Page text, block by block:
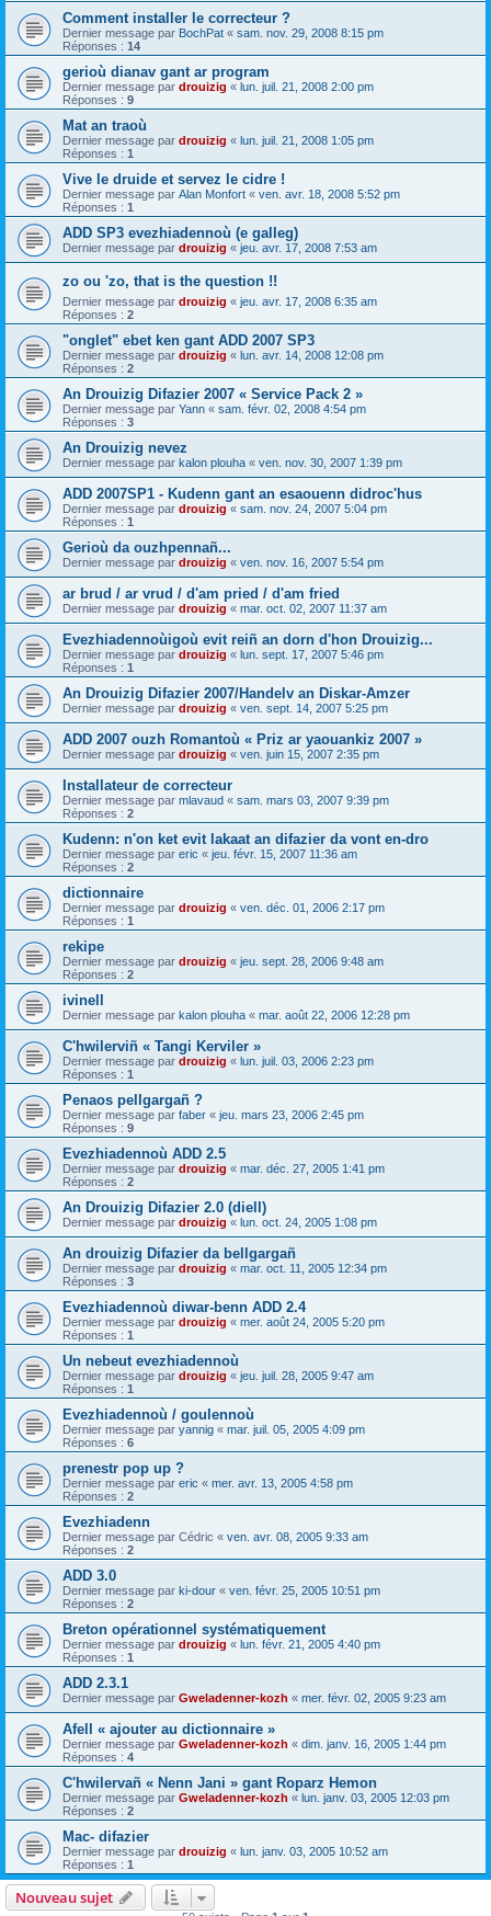
Comment installer le correcteur ?
Dernier message par BochPat « sam. nov. 29, 2008 8:15 pm
Réponses : 14
gerioù dianav gant ar program
Dernier message par drouizig « lun. juil. 21, 2008 2:00 pm
Réponses : 9
Mat an traoù
Dernier message par drouizig « lun. juil. 21, 2008 1:05 pm
Réponses : 1
Vive le druide et servez le cidre !
Dernier message par Alan Monfort « ven. avr. 18, 2008 5:52 pm
Réponses : 1
ADD SP3 evezhiadennoù (e galleg)
Dernier message par drouizig « jeu. avr. 17, 2008 7:53 am
zo ou 'zo, that is the question !!
Dernier message par drouizig « jeu. avr. 17, 2008 6:35 am
Réponses : 2
"onglet" ebet ken gant ADD 2007 SP3
Dernier message par drouizig « lun. avr. 14, 2008 12:08 pm
Réponses : 2
An Drouizig Difazier 2007 « Service Pack 2 »
Dernier message par Yann « sam. févr. 02, 2008 4:54 pm
Réponses : 3
An Drouizig nevez
Dernier message par kalon plouha « ven. nov. 30, 2007 1:39 pm
ADD 2007SP1 - Kudenn gant an esaouenn didroc'hus
Dernier message par drouizig « sam. nov. 24, 2007 5:04 pm
Réponses : 1
Gerioù da ouzhpennañ...
Dernier message par drouizig « ven. nov. 16, 2007 5:54 pm
ar brud / ar vrud / d'am pried / d'am fried
Dernier message par drouizig « mar. oct. 02, 2007 11:37 am
Evezhiadennoùigoù evit reiñ an dorn d'hon Drouizig...
Dernier message par drouizig « lun. sept. 17, 2007 5:46 pm
Réponses : 1
An Drouizig Difazier 2007/Handelv an Diskar-Amzer
Dernier message par drouizig « ven. sept. 14, 2007 5:25 pm
ADD 2007 ouzh Romantoù « Priz ar yaouankiz 2007 »
Dernier message par drouizig « ven. juin 15, 2007 2:35 pm
Installateur de correcteur
Dernier message par mlavaud « sam. mars 03, 2007 9:39 pm
Réponses : 2
Kudenn: n'on ket evit lakaat an difazier da vont en-dro
Dernier message par eric « jeu. févr. 15, 2007 11:36 am
Réponses : 2
dictionnaire
Dernier message par drouizig « ven. déc. 01, 2006 2:17 pm
Réponses : 1
rekipe
Dernier message par drouizig « jeu. sept. 28, 2006 9:48 am
Réponses : 2
ivinell
Dernier message par kalon plouha « mar. août 22, 2006 12:28 pm
C'hwilerviñ « Tangi Kerviler »
Dernier message par drouizig « lun. juil. 03, 2006 2:23 pm
Réponses : 1
Penaos pellgargañ ?
Dernier message par faber « jeu. mars 23, 2006 2:45 pm
Réponses : 9
Evezhiadennoù ADD 2.5
Dernier message par drouizig « mar. déc. 27, 2005 1:41 pm
Réponses : 2
An Drouizig Difazier 2.0 (diell)
Dernier message par drouizig « lun. oct. 24, 2005 1:08 pm
An drouizig Difazier da bellgargañ
Dernier message par drouizig « mar. oct. 11, 2005 12:34 pm
Réponses : 3
Evezhiadennoù diwar-benn ADD 2.4
Dernier message par drouizig « mer. août 24, 2005 5:20 pm
Réponses : 1
Un nebeut evezhiadennoù
Dernier message par drouizig « jeu. juil. 28, 2005 9:47 am
Réponses : 1
Evezhiadennoù / goulennoù
Dernier message par yannig « mar. juil. 05, 2005 4:09 pm
Réponses : 6
prenestr pop up ?
Dernier message par eric « mer. avr. 13, 2005 4:58 pm
Réponses : 2
Evezhiadenn
Dernier message par Cédric « ven. avr. 08, 2005 9:33 am
Réponses : 2
ADD 3.0
Dernier message par ki-dour « ven. févr. 25, 2005 10:51 pm
Réponses : 2
Breton opérationnel systématiquement
Dernier message par drouizig « lun. févr. 21, 2005 4:40 pm
Réponses : 1
ADD 2.3.1
Dernier message par Gweladenner-kozh « mer. févr. 02, 2005 9:23 am
Afell « ajouter au dictionnaire »
Dernier message par Gweladenner-kozh « dim. janv. 16, 2005 1:44 pm
Réponses : 4
C'hwilervañ « Nenn Jani » gant Roparz Hemon
Dernier message par Gweladenner-kozh « lun. janv. 03, 2005 12:03 pm
Réponses : 2
Mac- difazier
Dernier message par drouizig « lun. janv. 03, 2005 10:52 am
Réponses : 1
Nouveau sujet